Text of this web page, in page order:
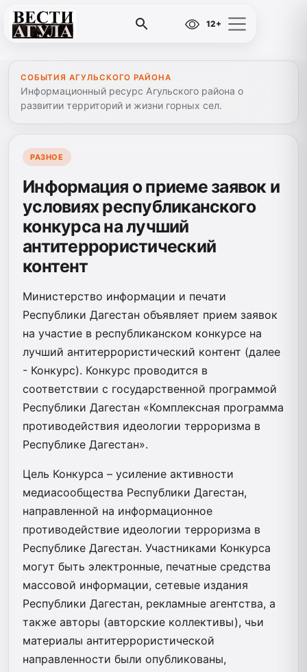
12+
СОБЫТИЯ АГУЛЬСКОГО РАЙОНА
Информационный ресурс Агульского района о
развитии территорий и жизни горных сел.
РАЗНОЕ
Информация о приеме заявок и
условиях республиканского
конкурса на лучший
антитеррористический
контент
Министерство информации и печати
Республики Дагестан объявляет прием заявок
на участие в республиканском конкурсе на
лучший антитеррористический контент (далее
- Конкурс). Конкурс проводится в
соответствии с государственной программой
Республики Дагестан «Комплексная программа
противодействия идеологии терроризма в
Республике Дагестан».
Цель Конкурса – усиление активности
медиасообщества Республики Дагестан,
направленной на информационное
противодействие идеологии терроризма в
Республике Дагестан. Участниками Конкурса
могут быть электронные, печатные средства
массовой информации, сетевые издания
Республики Дагестан, рекламные агентства, а
также авторы (авторские коллективы), чьи
материалы антитеррористической
направленности были опубликованы,